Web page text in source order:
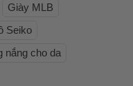
Giày MLB
Seiko
nắng cho da